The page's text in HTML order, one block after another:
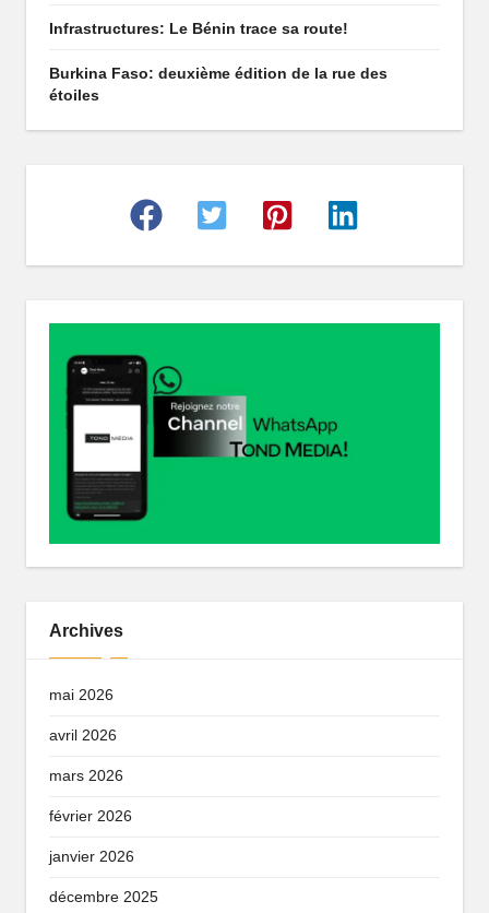
v
Infrastructures: Le Bénin trace sa route!
Burkina Faso: deuxième édition de la rue des
étoiles
Archives
mai 2026
avril 2026
mars 2026
février 2026
janvier 2026
décembre 2025